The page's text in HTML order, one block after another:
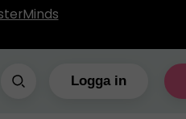
Logga in